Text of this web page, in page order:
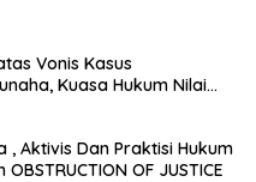
Vonis Kasus
Kuasa Hukum Nilai
Aktivis Dan Praktisi Hukum
OF JUSTICE